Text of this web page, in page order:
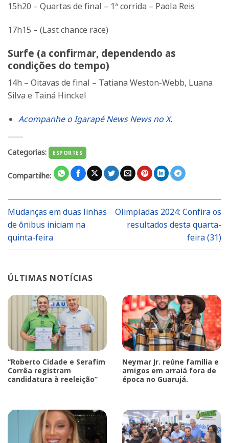
15h20 – Quartas de final – 1ª corrida – Paola Reis
17h15 – (Last chance race)
Surfe (a confirmar, dependendo as
condições do tempo)
14h – Oitavas de final – Tatiana Weston-Webb, Luana
Silva e Tainá Hinckel
Acompanhe o Igarapé News News no X.
Categorias: ESPORTES
Compartilhe:
Mudanças em duas linhas
de ônibus iniciam na
quinta-feira
Olimpíadas 2024: Confira os
resultados desta quarta-
feira (31)
ÚLTIMAS NOTÍCIAS
“Roberto Cidade e Serafim
Corrêa registram
candidatura à reeleição”
Neymar Jr. reúne família e
amigos em arraiá fora de
época no Guarujá.